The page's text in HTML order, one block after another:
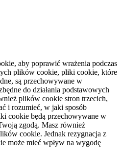
aby poprawić wrażenia podczas
plików cookie, pliki cookie, które
są przechowywane w
do działania podstawowych
plików cookie stron trzecich,
i rozumieć, w jaki sposób
cookie będą przechowywane w
zgodą. Masz również
cookie. Jednak rezygnacja z
może mieć wpływ na wygodę